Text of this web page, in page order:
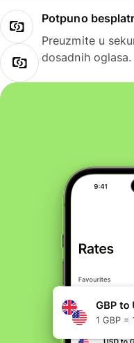
Potpuno
Preuzmite u
dosadnih oglasa.